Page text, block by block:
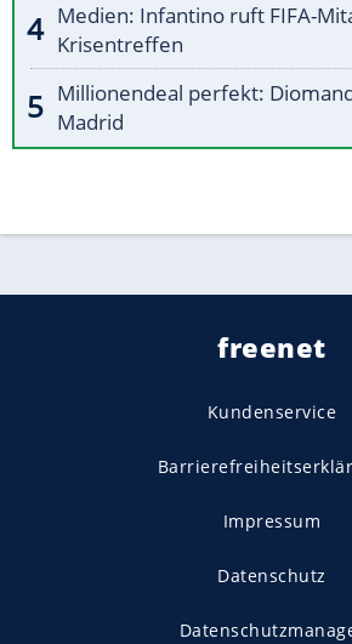
Medien: Infantino ruft FIFA-
Krisentreffen
Millionendeal perfekt:
Madrid
freenet
Kundenservice
Impressum
Datenschutz